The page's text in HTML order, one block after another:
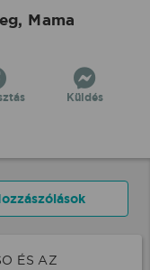
Mama
Küldés
ÉS AZ